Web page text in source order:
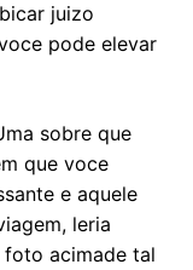
juizo
pode elevar
sobre que
que voce
e aquele
leria
foto acimade tal